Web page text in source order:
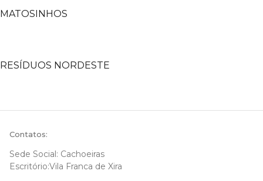
MATOSINHOS
RESÍDUOS NORDESTE
Contatos:
Sede Social: Cachoeiras
Escritório:Vila Franca de Xira